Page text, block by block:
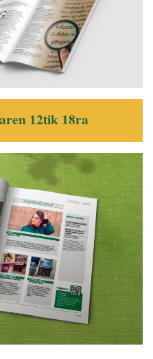
12tik 18ra